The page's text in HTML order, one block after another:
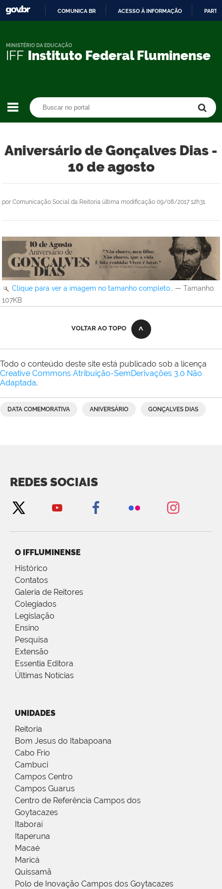
CONTEÚDO
COMUNICA BR ACESSO À INFORMAÇÃO
IFF Instituto Federal Fluminense
MINISTÉRIO DA EDUCAÇÃO
Aniversário de Gonçalves Dias -
10 de agosto
por Comunicação Social da Reitoria última modificação 09/08/2017 12h31
Clique para ver a imagem no tamanho completo… — Tamanho:
107KB
VOLTAR AO TOPO
Todo o conteúdo deste site está publicado sob a licença
Creative Commons Atribuição-SemDerivações 3.0 Não
Adaptada.
DATA COMEMORATIVA ANIVERSÁRIO GONÇALVES DIAS
REDES SOCIAIS
O IFFLUMINENSE
Histórico
Contatos
Galeria de Reitores
Colegiados
Legislação
Ensino
Pesquisa
Extensão
Essentia Editora
Últimas Notícias
UNIDADES
Reitoria
Bom Jesus do Itabapoana
Cabo Frio
Cambuci
Campos Centro
Campos Guarus
Centro de Referência Campos dos
Goytacazes
Itaboraí
Itaperuna
Macaé
Maricá
Quissamã
Polo de Inovação Campos dos Goytacazes